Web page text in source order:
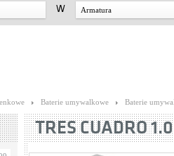
W Armatura
Baterie umywalkowe Baterie
TRES CUADRO